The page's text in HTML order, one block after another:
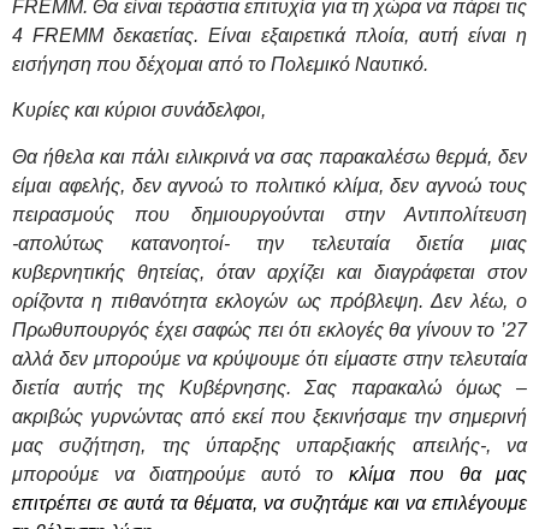
FREMΜ. Θα είναι τεράστια επιτυχία για τη χώρα να πάρει τις
4 FREMMδεκαετίας. Είναι εξαιρετικά πλοία, αυτή είναι η
εισήγηση που δέχομαι από το Πολεμικό Ναυτικό.
Κυρίες και κύριοι συνάδελφοι,
Θα ήθελα και πάλι ειλικρινά να σας παρακαλέσω θερμά, δεν
είμαι αφελής, δεν αγνοώ το πολιτικό κλίμα, δεν αγνοώ τους
πειρασμούς που δημιουργούνται στην Αντιπολίτευση
-απολύτως κατανοητοί- την τελευταία διετία μιας
κυβερνητικής θητείας, όταν αρχίζει και διαγράφεται στον
ορίζοντα η πιθανότητα εκλογών ως πρόβλεψη. Δεν λέω, ο
Πρωθυπουργός έχει σαφώς πει ότι εκλογές θα γίνουν το ’27
αλλά δεν μπορούμε να κρύψουμε ότι είμαστε στην τελευταία
διετία αυτής της Κυβέρνησης. Σας παρακαλώ όμως –
ακριβώς γυρνώντας από εκεί που ξεκινήσαμε την σημερινή
μας συζήτηση, της ύπαρξης υπαρξιακής απειλής-, να
μπορούμε να διατηρούμε αυτό το κλίμα που θα μας
επιτρέπει σε αυτά τα θέματα, να συζητάμε και να επιλέγουμε